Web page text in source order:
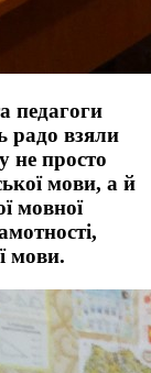
педагоги
радо взяли
не просто
мови, а й
мовної
мови.